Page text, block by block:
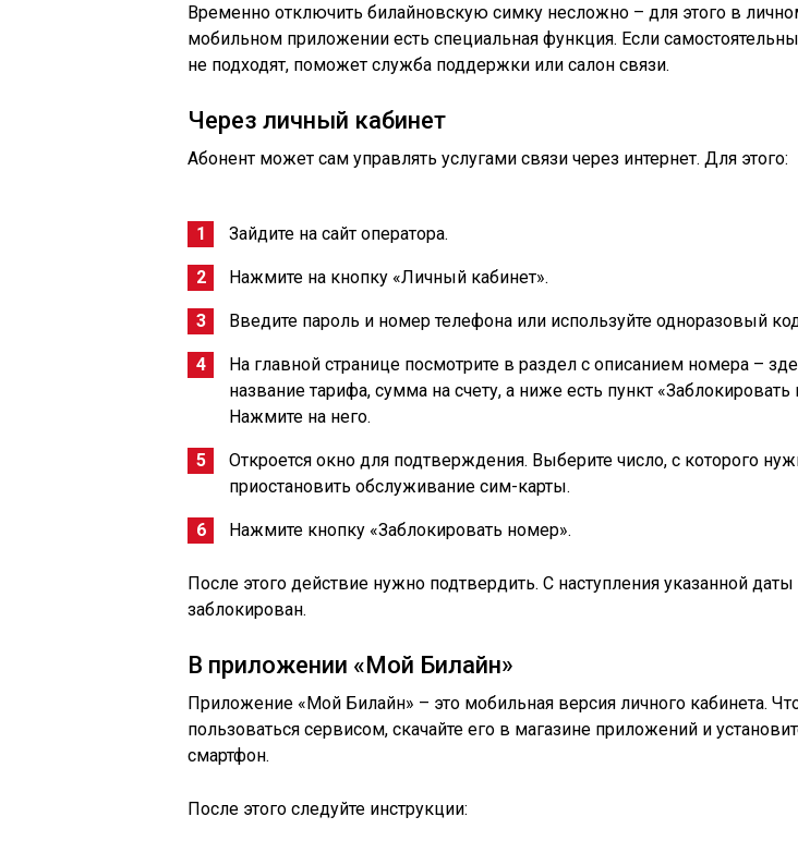
Временно отключить билайновскую симку несложно – для этого в
мобильном приложении есть специальная функция. Если
не подходят, поможет служба поддержки или салон связи.
Через личный кабинет
Абонент может сам управлять услугами связи через интернет. Для этого:
Зайдите на сайт оператора.
Нажмите на кнопку «Личный кабинет».
Введите пароль и номер телефона или используйте одноразовый
На главной странице посмотрите в раздел с описанием номера –
название тарифа, сумма на счету, а ниже есть пункт «Заблокировать
Нажмите на него.
Откроется окно для подтверждения. Выберите число, с которого
приостановить обслуживание сим-карты.
Нажмите кнопку «Заблокировать номер».
После этого действие нужно подтвердить. С наступления указанной
заблокирован.
В приложении «Мой Билайн»
Приложение «Мой Билайн» – это мобильная версия личного кабинета.
пользоваться сервисом, скачайте его в магазине приложений и
смартфон.
После этого следуйте инструкции: